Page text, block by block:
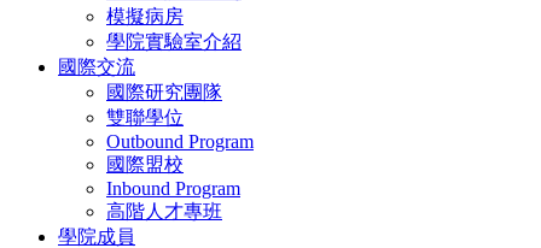
模擬病房
學院實驗室介紹
國際交流
國際研究團隊
雙聯學位
Outbound Program
國際盟校
Inbound Program
高階人才專班
學院成員